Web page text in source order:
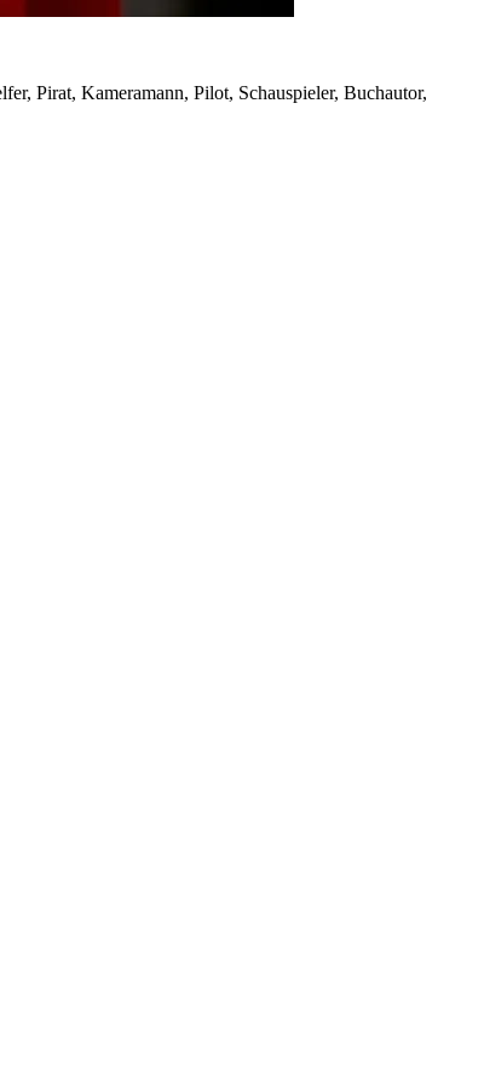
Pirat, Kameramann, Pilot, Schauspieler, Buchautor,